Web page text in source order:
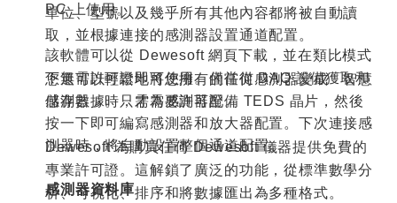
單位、型號以及幾乎所有其他內容都將被自動讀
取，並根據連接的感測器設置通道配置。
您還可以輕鬆地將您擁有的任何感測器變成「智慧
感測器」。只需為感測器配備 TEDS 晶片，然後
按一下即可編寫感測器和放大器配置。下次連接感
測器時，將自動設置整個通道配置。
感測器資料庫
PC上使用。
該軟體可以從 Dewesoft網頁下載，並在類比模式
下無需許可證即可使用。僅當從DAQ設備獲取和
儲存數據時，才需要許可證。
Dewesoft為購買任何Dewesoft儀器提供免費的
專業許可證。這解鎖了廣泛的功能，從標準數學分
析、可視化、排序和將數據匯出為多種格式。